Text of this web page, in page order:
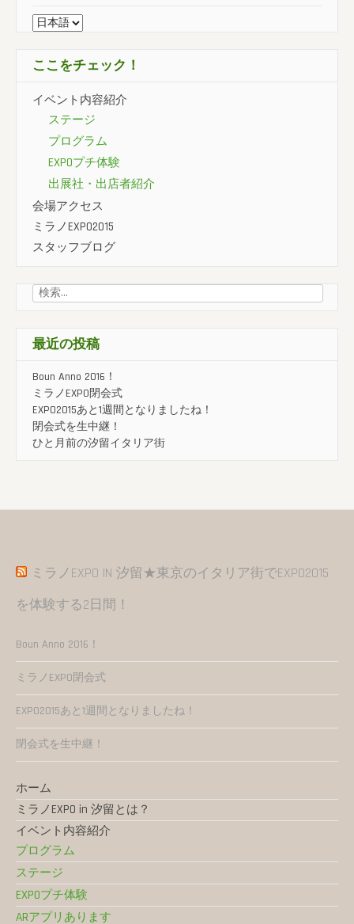
ここをチェック！
イベント内容紹介
ステージ
プログラム
EXPOプチ体験
出展社・出店者紹介
会場アクセス
ミラノEXPO2015
スタッフブログ
検
最近の投稿
Boun Anno 2016！
ミラノEXPO閉会式
EXPO2015あと1週間となりましたね！
閉会式を生中継！
ひと月前の汐留イタリア街
ミラノEXPO IN 汐留★東京のイタリア街でEXPO2015
を体験する2日間！
Boun Anno 2016！
ミラノEXPO閉会式
EXPO2015あと1週間となりましたね！
閉会式を生中継！
ホーム
ミラノEXPO in 汐留とは？
イベント内容紹介
プログラム
ステージ
EXPOプチ体験
ARアプリあります